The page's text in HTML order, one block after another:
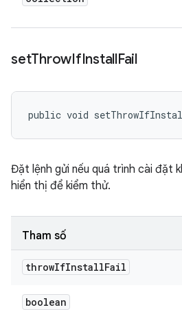
setThrowIfInstallFail
public void
Đặt lệnh gửi nếu quá trình cài đặt
hiển thị để kiểm thử.
Tham số
throwIfInstallFail
boolean